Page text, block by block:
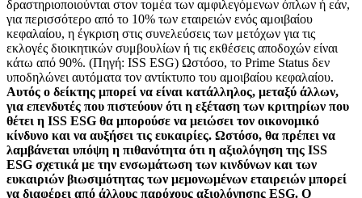
δραστηριοποιούνται στον τομέα των αμφιλεγόμενων όπλων ή εάν,
για περισσότερο από το 10% των εταιρειών ενός αμοιβαίου
κεφαλαίου, η έγκριση στις συνελεύσεις των μετόχων για τις
εκλογές διοικητικών συμβουλίων ή τις εκθέσεις αποδοχών είναι
κάτω από 90%. (Πηγή: ISS ESG) Ωστόσο, το Prime Status δεν
υποδηλώνει αυτόματα τον αντίκτυπο του αμοιβαίου κεφαλαίου.
Αυτός ο δείκτης μπορεί να είναι κατάλληλος, μεταξύ άλλων,
για επενδυτές που πιστεύουν ότι η εξέταση των κριτηρίων που
θέτει η ISS ESG θα μπορούσε να μειώσει τον οικονομικό
κίνδυνο και να αυξήσει τις ευκαιρίες. Ωστόσο, θα πρέπει να
λαμβάνεται υπόψη η πιθανότητα ότι η αξιολόγηση της ISS
ESG σχετικά με την ενσωμάτωση των κινδύνων και των
ευκαιριών βιωσιμότητας των μεμονωμένων εταιρειών μπορεί
να διαφέρει από άλλους παρόχους αξιολόγησης ESG. Ο